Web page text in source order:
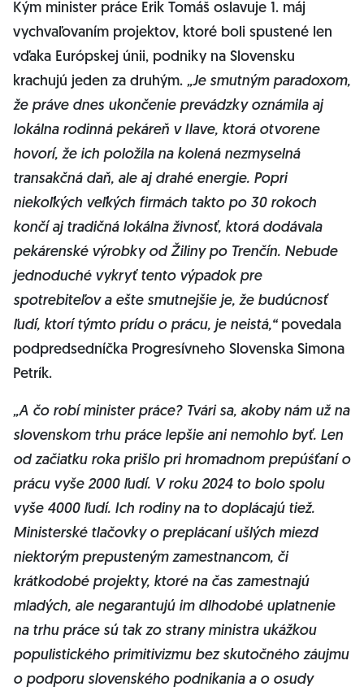
Kým minister práce Erik Tomáš oslavuje 1. máj
vychvaľovaním projektov, ktoré boli spustené len
vďaka Európskej únii, podniky na Slovensku
krachujú jeden za druhým. „Je smutným paradoxom,
že práve dnes ukončenie prevádzky oznámila aj
lokálna rodinná pekáreň v Ilave, ktorá otvorene
hovorí, že ich položila na kolená nezmyselná
transakčná daň, ale aj drahé energie. Popri
niekoľkých veľkých firmách takto po 30 rokoch
končí aj tradičná lokálna živnosť, ktorá dodávala
pekárenské výrobky od Žiliny po Trenčín. Nebude
jednoduché vykryť tento výpadok pre
spotrebiteľov a ešte smutnejšie je, že budúcnosť
ľudí, ktorí týmto prídu o prácu, je neistá,“povedala
podpredsedníčka Progresívneho Slovenska Simona
Petrík.
„A čo robí minister práce? Tvári sa, akoby nám už na
slovenskom trhu práce lepšie ani nemohlo byť. Len
od začiatku roka prišlo pri hromadnom prepúśťaní o
prácu vyše 2000 ľudí. V roku 2024 to bolo spolu
vyše 4000 ľudí. Ich rodiny na to doplácajú tiež.
Ministerské tlačovky o preplácaní ušlých miezd
niektorým prepusteným zamestnancom, či
krátkodobé projekty, ktoré na čas zamestnajú
mladých, ale negarantujú im dlhodobé uplatnenie
na trhu práce sú tak zo strany ministra ukážkou
populistického primitivizmu bez skutočného záujmu
o podporu slovenského podnikania a o osudy